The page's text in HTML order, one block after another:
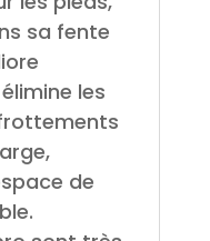
sa fente
les
de